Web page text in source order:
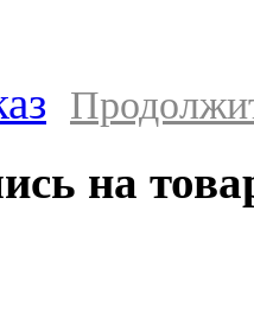
на